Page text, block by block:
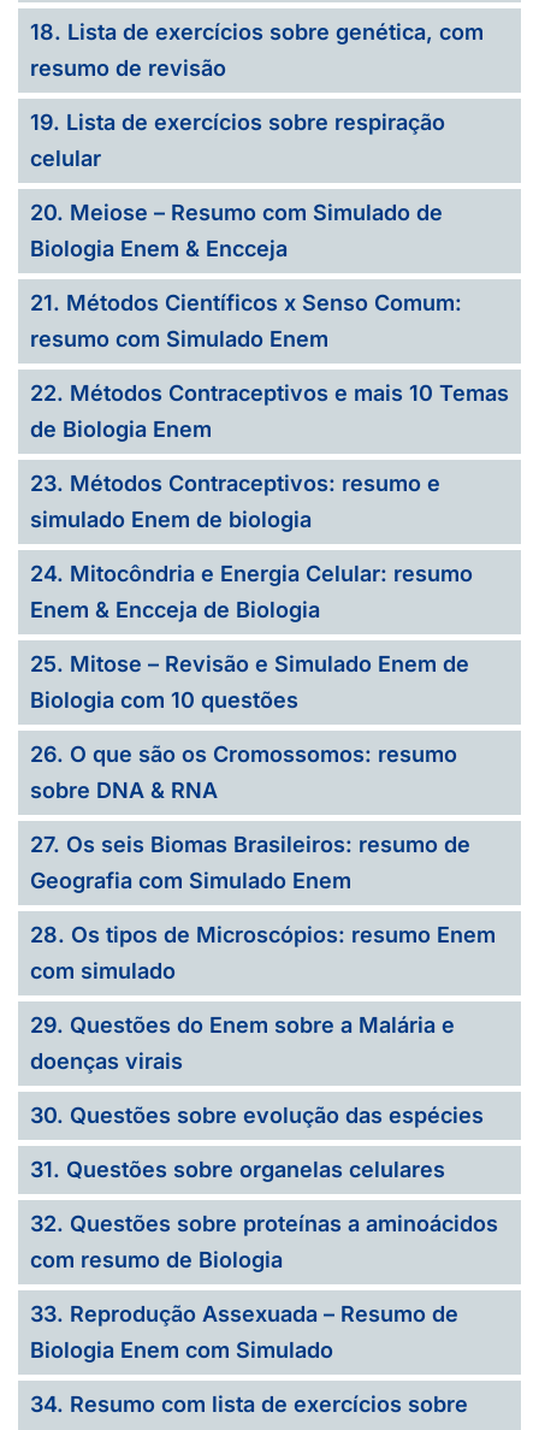
18. Lista de exercícios sobre genética, com
resumo de revisão
19. Lista de exercícios sobre respiração
celular
20. Meiose – Resumo com Simulado de
Biologia Enem & Encceja
21. Métodos Científicos x Senso Comum:
resumo com Simulado Enem
22. Métodos Contraceptivos e mais 10 Temas
de Biologia Enem
23. Métodos Contraceptivos: resumo e
simulado Enem de biologia
24. Mitocôndria e Energia Celular: resumo
Enem & Encceja de Biologia
25. Mitose – Revisão e Simulado Enem de
Biologia com 10 questões
26. O que são os Cromossomos: resumo
sobre DNA & RNA
27. Os seis Biomas Brasileiros: resumo de
Geografia com Simulado Enem
28. Os tipos de Microscópios: resumo Enem
com simulado
29. Questões do Enem sobre a Malária e
doenças virais
30. Questões sobre evolução das espécies
31. Questões sobre organelas celulares
32. Questões sobre proteínas a aminoácidos
com resumo de Biologia
33. Reprodução Assexuada – Resumo de
Biologia Enem com Simulado
34. Resumo com lista de exercícios sobre